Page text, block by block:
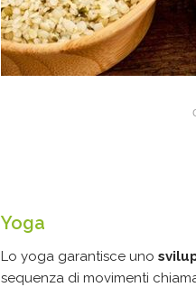
Yoga
Lo yoga garantisce uno
sequenza di movimenti